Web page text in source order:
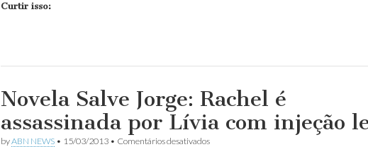
Curtir isso:
Novela Salve Jorge: Rachel é
assassinada por Lívia com injeção
byABN NEWS • 15/03/2013 • Comentários desativadosem